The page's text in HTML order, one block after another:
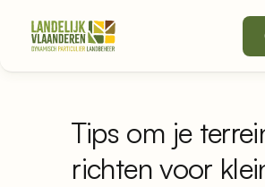
Over Ons
Tips om je
richten voor